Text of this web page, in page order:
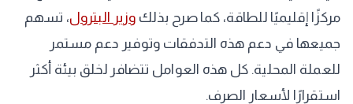
مركزًا إقليميًا للطاقة، كما صرح بذلك وزير البترول، تسهم
جميعها في دعم هذه التدفقات وتوفير دعم مستمر
للعملة المحلية. كل هذه العوامل تتضافر لخلق بيئة أكثر
استقرارًا لأسعار الصرف.